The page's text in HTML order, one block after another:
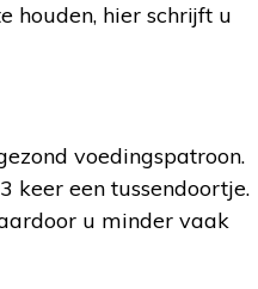
houden, hier schrijft u
voedingspatroon.
keer een tussendoortje.
u minder vaak